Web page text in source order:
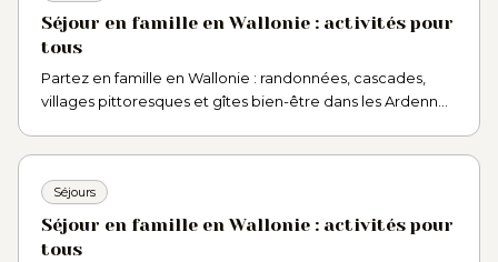
Séjour en famille en Wallonie : activités pour
tous
Partez en famille en Wallonie : randonnées, cascades,
villages pittoresques et gîtes bien-être dans les Ardennes
Séjours
Séjour en famille en Wallonie : activités pour
tous